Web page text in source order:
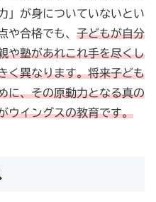
」が身についていないとい
や合格でも、 子どもが自分
や塾があれこれ手を尽くし
く異なります。将来子ども
に、その原動力となる真の
ウイングスの教育です。